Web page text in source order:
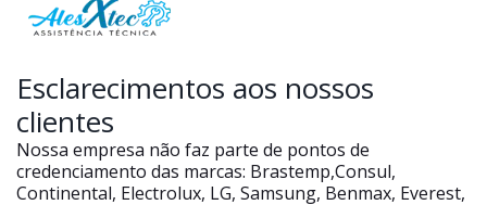
Esclarecimentos aos nossos
clientes
Nossa empresa não faz parte de pontos de
credenciamento das marcas: Brastemp,Consul,
Continental, Electrolux, LG, Samsung, Benmax, Everest,